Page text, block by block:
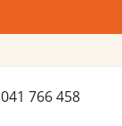
041 766 458